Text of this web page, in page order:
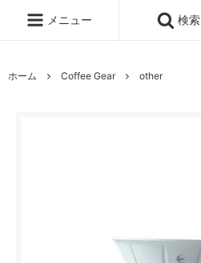
メニュー 検索
ホーム Coffee Gear other